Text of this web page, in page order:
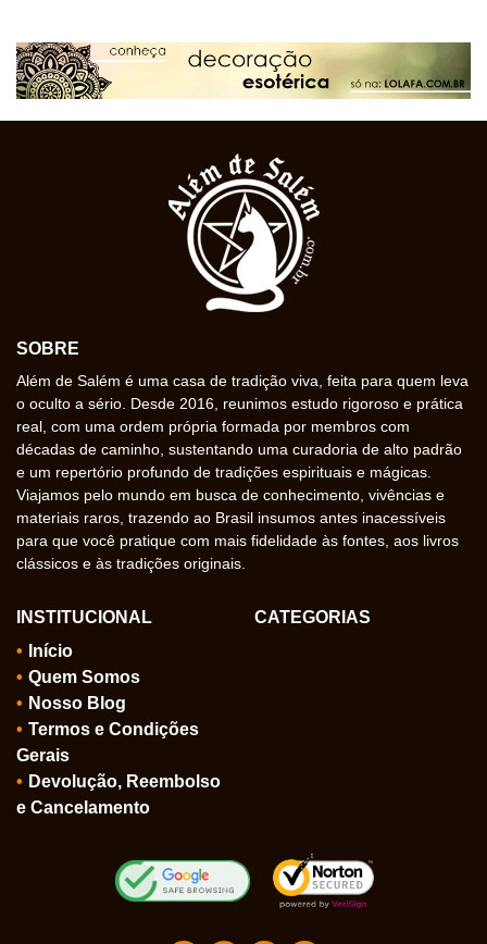
SOBRE
Além de Salém é uma casa de tradição viva, feita para quem leva
o oculto a sério. Desde 2016, reunimos estudo rigoroso e prática
real, com uma ordem própria formada por membros com
décadas de caminho, sustentando uma curadoria de alto padrão
e um repertório profundo de tradições espirituais e mágicas.
Viajamos pelo mundo em busca de conhecimento, vivências e
materiais raros, trazendo ao Brasil insumos antes inacessíveis
para que você pratique com mais fidelidade às fontes, aos livros
clássicos e às tradições originais.
INSTITUCIONAL
Início
Quem Somos
Nosso Blog
Termos e Condições
Gerais
Devolução, Reembolso
e Cancelamento
CATEGORIAS